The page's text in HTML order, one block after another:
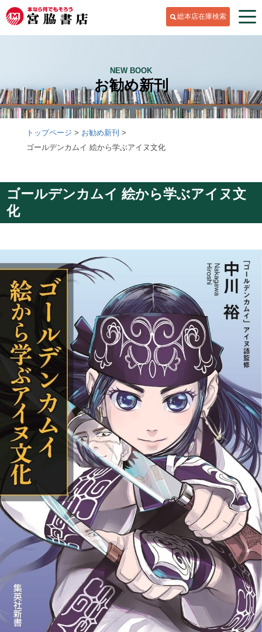
総本店在庫検索
NEW BOOK
お勧め新刊
トップページ
お勧め新刊
ゴールデンカムイ 絵から学ぶアイヌ文化
ゴールデンカムイ 絵から学ぶアイヌ文
化